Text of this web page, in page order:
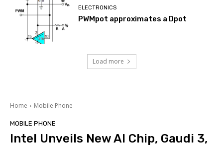
ELECTRONICS
PWMpot approximates a Dpot
Load more